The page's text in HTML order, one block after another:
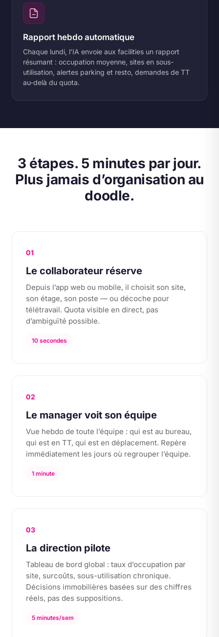
Rapport hebdo automatique
Chaque lundi, l’IA envoie aux facilities un rapport
résumant : occupation moyenne, sites en sous-
utilisation, alertes parking et resto, demandes de TT
au-delà du quota.
3 étapes. 5 minutes par jour.
Plus jamais d’organisation au
doodle.
01
Le collaborateur réserve
Depuis l’app web ou mobile, il choisit son site,
son étage, son poste — ou décoche pour
télétravail. Quota visible en direct, pas
d’ambiguïté possible.
10 secondes
02
Le manager voit son équipe
Vue hebdo de toute l’équipe : qui est au bureau,
qui est en TT, qui est en déplacement. Repère
immédiatement les jours où regrouper l’équipe.
1 minute
03
La direction pilote
Tableau de bord global : taux d’occupation par
site, surcoûts, sous-utilisation chronique.
Décisions immobilières basées sur des chiffres
réels, pas des suppositions.
5 minutes/sem